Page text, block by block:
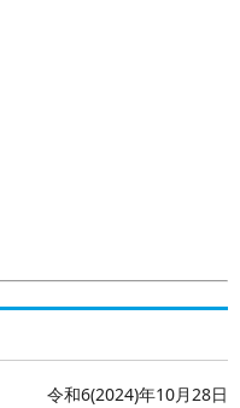
令和6(2024)年10月28日